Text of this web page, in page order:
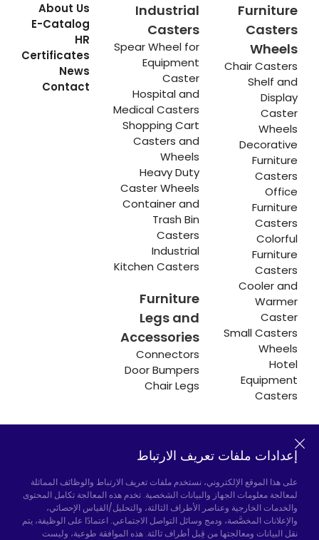
Furniture
Casters
Wheels
Chair Casters
Shelf and
Display
Caster
Wheels
Decorative
Furniture
Casters
Office
Furniture
Casters
Colorful
Furniture
Casters
Cooler and
Warmer
Caster
Small Casters
Wheels
Hotel
Equipment
Casters
Industrial
Casters
Spear Wheel for
Equipment
Caster
Hospital and
Medical Casters
Shopping Cart
Casters and
Wheels
Heavy Duty
Caster Wheels
Container and
Trash Bin
Casters
Industrial
Kitchen Casters
Furniture
Legs and
Accessories
Connectors
Door Bumpers
Chair Legs
About Us
E-Catalog
HR
Certificates
News
Contact
Hadımköy المصنع:
Atatürk Industrial Zone,
Arnavutköy/Istanbul
الهاتف:+90 212 640 66 46
إعدادات ملفات تعريف الارتباط
على هذا الموقع الإلكتروني، نستخدم ملفات تعريف الارتباط والوظائف المماثلة
لمعالجة معلومات الجهاز والبيانات الشخصية. تخدم هذه المعالجة تكامل المحتوى
والخدمات الخارجية وعناصر الأطراف الثالثة، والتحليل/القياس الإحصائي،
والإعلانات المخصَّصة، ودمج وسائل التواصل الاجتماعي. اعتمادًا على الوظيفة، يتم
نقل البيانات ومعالجتها من قِبل أطراف ثالثة. هذه الموافقة طوعية، وليست